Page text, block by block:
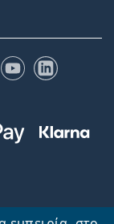
YouTubeLinkedIn